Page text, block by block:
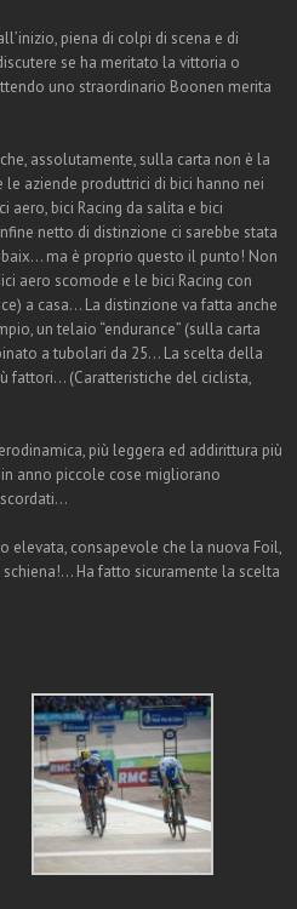
piena di colpi di scena e di
se ha meritato la vittoria o
uno straordinario Boonen merita
assolutamente, sulla carta non è la
aziende produttrici di bici hanno nei
bici Racing da salita e bici
netto di distinzione ci sarebbe stata
ma è proprio questo il punto! Non
aero scomode e le bici Racing con
a casa… La distinzione va fatta anche
un telaio “endurance” (sulla carta
a tubolari da 25… La scelta della
fattori… (Caratteristiche del ciclista,
più leggera ed addirittura più
anno piccole cose migliorano
elevata, consapevole che la nuova Foil,
Ha fatto sicuramente la scelta